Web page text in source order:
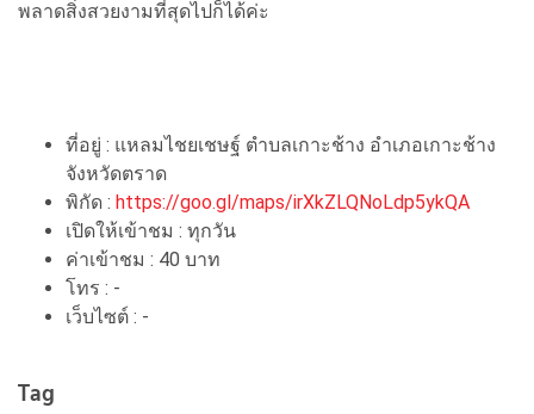
พลาดสิ่งสวยงามที่สุดไปก็ได้ค่ะ
ที่อยู่ : แหลมไชยเชษฐ์ ตำบลเกาะช้าง อำเภอเกาะช้าง
จังหวัดตราด
พิกัด : https://goo.gl/maps/irXkZLQNoLdp5ykQA
เปิดให้เข้าชม : ทุกวัน
ค่าเข้าชม : 40 บาท
โทร : -
เว็บไซต์ : -
Tag